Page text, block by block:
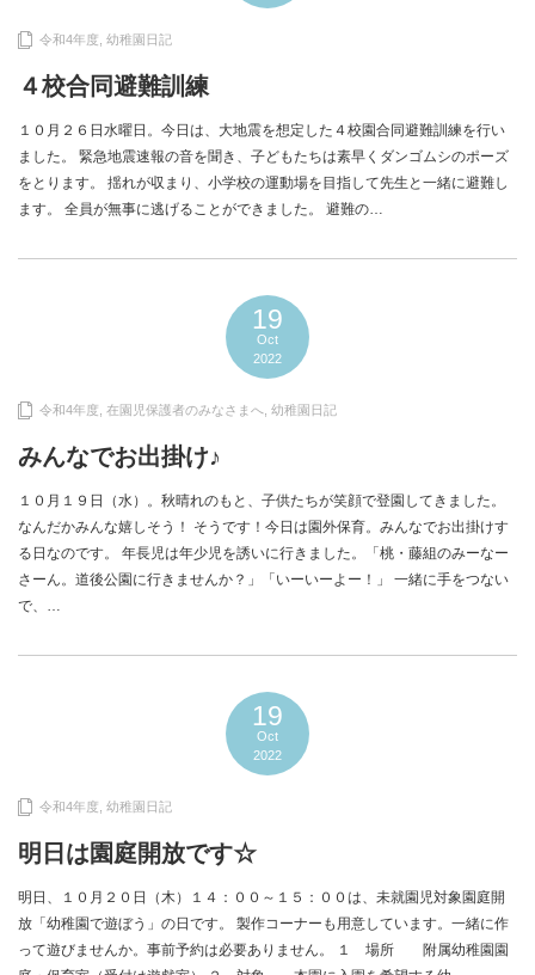
令和4年度 幼稚園日記
４校合同避難訓練
１０月２６日水曜日。今日は、大地震を想定した４校園合同避難訓練を行い
ました。 緊急地震速報の音を聞き、子どもたちは素早くダンゴムシのポーズ
をとります。 揺れが収まり、小学校の運動場を目指して先生と一緒に避難し
ます。 全員が無事に逃げることができました。 避難の…
19
Oct
2022
令和4年度 在園児保護者のみなさまへ 幼稚園日記
みんなでお出掛け♪
１０月１９日（水）。秋晴れのもと、子供たちが笑顔で登園してきました。
なんだかみんな嬉しそう！ そうです！今日は園外保育。みんなでお出掛けす
る日なのです。 年長児は年少児を誘いに行きました。「桃・藤組のみーなー
さーん。道後公園に行きませんか？」「いーいーよー！」 一緒に手をつない
で、…
19
Oct
2022
令和4年度 幼稚園日記
明日は園庭開放です☆
明日、１０月２０日（木）１４：００～１５：００は、未就園児対象園庭開
放「幼稚園で遊ぼう」の日です。 製作コーナーも用意しています。一緒に作
って遊びませんか。事前予約は必要ありません。 １ 場所 附属幼稚園園